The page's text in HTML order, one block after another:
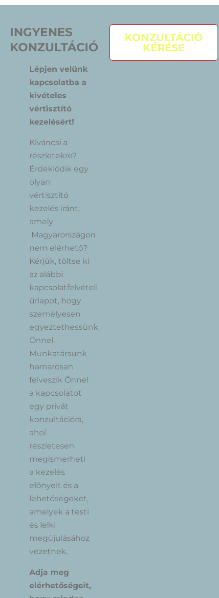
INGYENES
KONZULTÁCIÓ
Lépjen velünk
kapcsolatba a
kivételes
vértisztító
kezelésért!
Kíváncsi a
részletekre?
Érdeklődik egy
olyan
vértisztító
kezelés iránt,
amely
Magyarországon
nem elérhető?
Kérjük, töltse ki
az alábbi
kapcsolatfelvételi
űrlapot, hogy
személyesen
egyeztethessünk
Önnel.
Munkatársunk
hamarosan
felveszik Önnel
a kapcsolatot
egy privát
konzultációra,
ahol
részletesen
megismerheti
a kezelés
előnyeit és a
lehetőségeket,
amelyek a testi
és lelki
megújulásához
vezetnek.
Adja meg
elérhetőségeit,
KONZULTÁCIÓ
KÉRÉSE